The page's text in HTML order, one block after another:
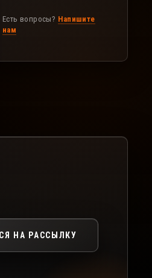
Есть вопросы? Напишите
нам
НА РАССЫЛКУ